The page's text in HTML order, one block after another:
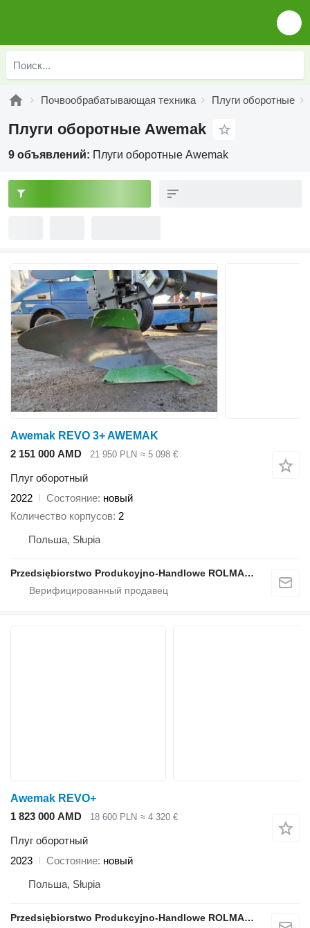
Почвообрабатывающая техника Плуги оборотные
Плуги оборотные Awemak
9 объявлений: Плуги оборотные Awemak
Awemak REVO 3+ AWEMAK
2 151 000 AMD
21 950 PLN ≈ 5 098 €
Плуг оборотный
2022
Состояние новый
Количество корпусов 2
Польша, Słupia
Przedsiębiorstwo Produkcyjno-Handlowe ROLMAPOL Marcin Dziekan
Awemak REVO+
1 823 000 AMD
18 600 PLN ≈ 4 320 €
Плуг оборотный
2023
Состояние новый
Польша, Słupia
Przedsiębiorstwo Produkcyjno-Handlowe ROLMAPOL Marcin Dziekan